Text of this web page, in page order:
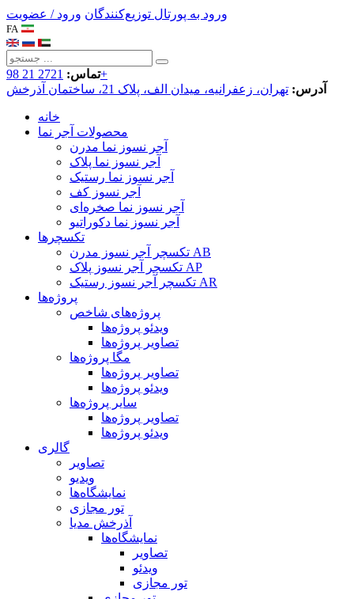
ورود به پورتال توزیع‌کنندگان ورود / عضویت
FA
تماس:2721 21 98+
آدرس: تهران، زعفرانیه، میدان الف، پلاک 21، ساختمان آذرخش
خانه
محصولات آجر نما
آجر نسوز نما مدرن
آجر نسوز نما پلاک
آجر نسوز نما رستیک
آجر نسوز کف
آجر نسوز نما صخره‌ای
آجر نسوز نما دکوراتیو
تکسچرها
تکسچر آجر نسوز مدرن AB
تکسچر آجر نسوز پلاک AP
تکسچر آجر نسوز رستیک AR
پروژه‌ها
پروژه‌های شاخص
ویدئو پروژه‌ها
تصاویر پروژه‌ها
مگا پروژه‌ها
تصاویر پروژه‌ها
ویدئو پروژه‌ها
سایر پروژه‌ها
تصاویر پروژه‌ها
ویدئو پروژه‌ها
گالری
تصاویر
ویدیو
نمایشگاه‌ها
تور مجازی
آذرخش مدیا
نمایشگاه‌ها
تصاویر
ویدئو
تور مجازی